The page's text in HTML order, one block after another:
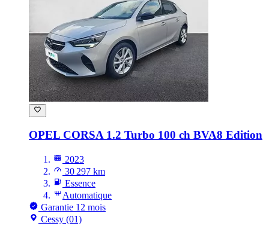
OPEL CORSA 1.2 Turbo 100 ch BVA8 Edition
2023
30 297 km
Essence
Automatique
Garantie 12 mois
Cessy (01)